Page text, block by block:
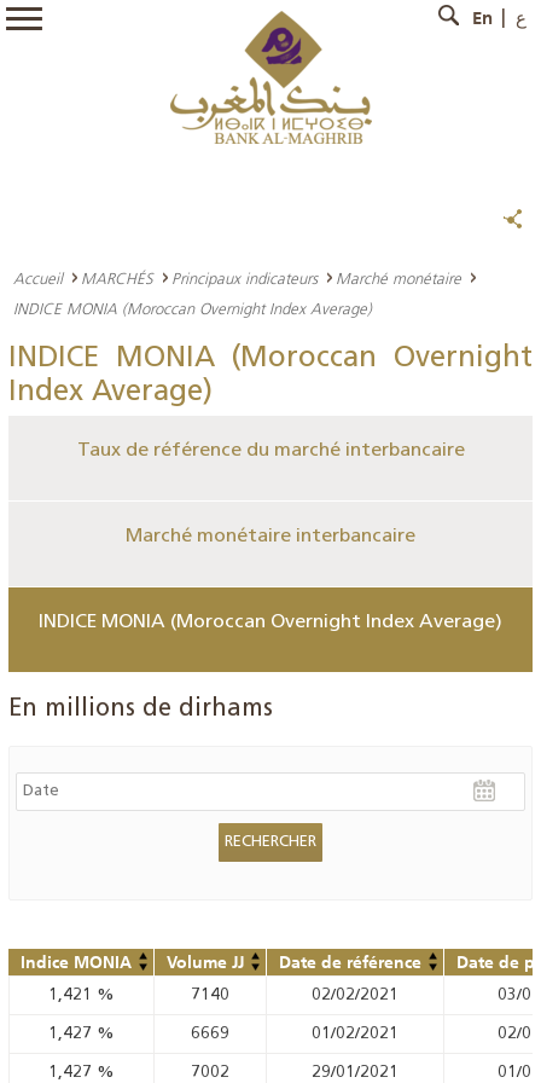
En ع
Accueil MARCHÉS Principaux indicateurs
Marché monétaire
INDICE MONIA (Moroccan Overnight Index Average)
INDICE MONIA (Moroccan Overnight
Index Average)
Taux de référence du marché interbancaire
Marché monétaire interbancaire
INDICE MONIA (Moroccan Overnight Index Average)
En millions de dirhams
Indice MONIA Volume JJ Date de référence Date de
1,421 % 7140 02/02/2021 03/
1,427 % 6669 01/02/2021 02/
1,427 % 7002 29/01/2021 01/